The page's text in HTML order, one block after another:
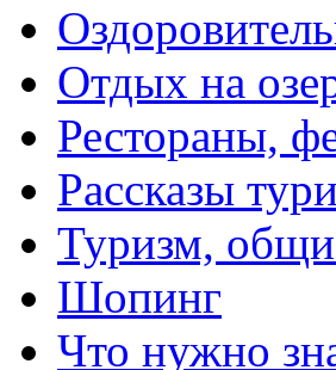
Отдых на
Рестораны,
Рассказы
Туризм,
Шопинг
Что нужно